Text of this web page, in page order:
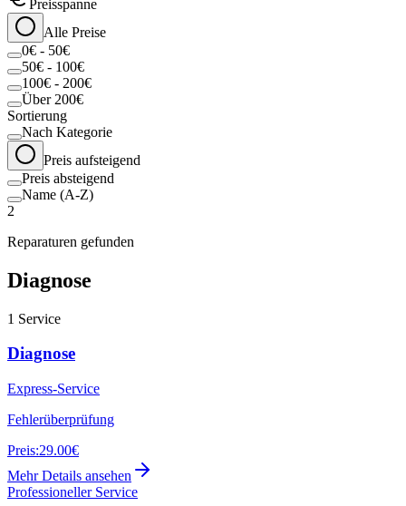
Preisspanne
Alle Preise
0€ - 50€
50€ - 100€
100€ - 200€
Über 200€
Sortierung
Nach Kategorie
Preis aufsteigend
Preis absteigend
Name (A-Z)
2
Reparaturen gefunden
Diagnose
1 Service
Diagnose
Express-Service
Fehlerüberprüfung
Preis:29.00€
Mehr Details ansehen
Professioneller Service